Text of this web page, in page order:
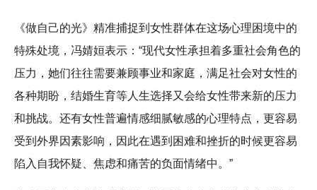
《做自己的光》精准捕捉到女性群体在这场心理困境中的
特殊处境，冯婧姮表示：“现代女性承担着多重社会角色的
压力，她们往往需要兼顾事业和家庭，满足社会对女性的
各种期盼，结婚生育等人生选择又会给女性带来新的压力
和挑战。还有女性普遍情感细腻敏感的心理特点，更容易
受到外界因素影响，因此在遇到困难和挫折的时候更容易
陷入自我怀疑、焦虑和痛苦的负面情绪中。”